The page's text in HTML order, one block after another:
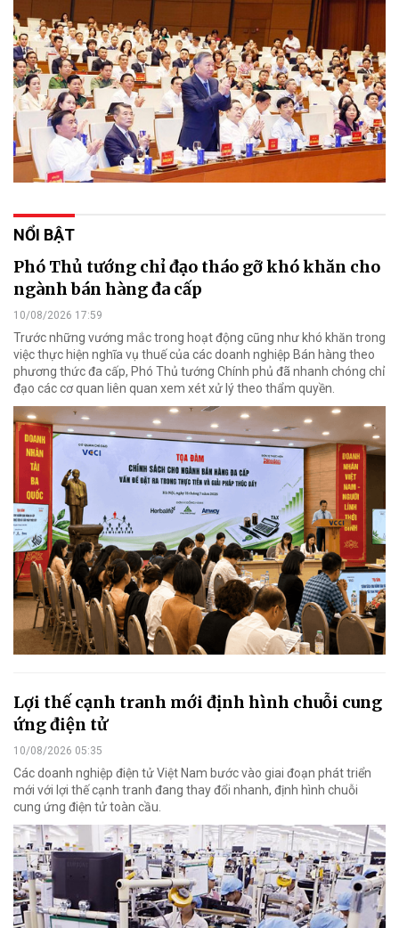
NỔI BẬT
Phó Thủ tướng chỉ đạo tháo gỡ khó khăn cho
ngành bán hàng đa cấp
10/08/2026 17:59
Trước những vướng mắc trong hoạt động cũng như khó khăn trong
việc thực hiện nghĩa vụ thuế của các doanh nghiệp Bán hàng theo
phương thức đa cấp, Phó Thủ tướng Chính phủ đã nhanh chóng chỉ
đạo các cơ quan liên quan xem xét xử lý theo thẩm quyền.
Lợi thế cạnh tranh mới định hình chuỗi cung
ứng điện tử
10/08/2026 05:35
Các doanh nghiệp điện tử Việt Nam bước vào giai đoạn phát triển
mới với lợi thế cạnh tranh đang thay đổi nhanh, định hình chuỗi
cung ứng điện tử toàn cầu.